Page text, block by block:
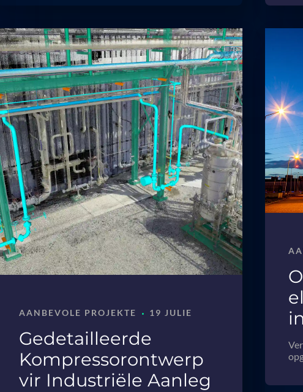
Gedetailleerde
Kompressorontwerp
vir Industriële Aanleg
AANBEVOLE PROJEKTE · 19 JULIE